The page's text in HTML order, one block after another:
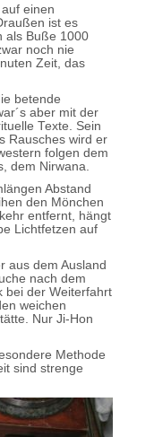
einen
ist es
als Buße 1000
noch nie
Zeit, das
betende
aber mit der
Texte. Sein
Rausches wird er
folgen dem
dem Nirwana.
Abstand
den Mönchen
entfernt, hängt
Lichtfetzen auf
aus dem Ausland
nach dem
bei der Weiterfahrt
weichen
Nur Ji-Hon
Methode
sind strenge